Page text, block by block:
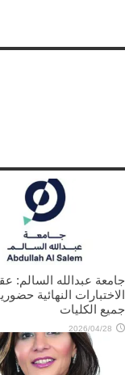
جامعة عبدالله السالم:
الاختبارات النهائية
جميع الكليات
2026/04/28